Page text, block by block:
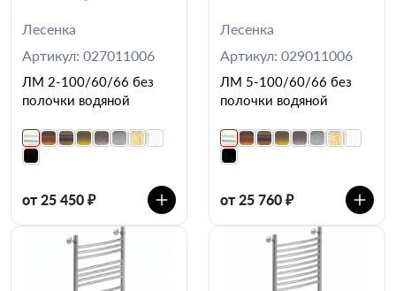
Лесенка
Артикул: 027011006
ЛМ 2-100/60/66 без
полочки водяной
от 25 450 ₽
Лесенка
Артикул: 029011006
ЛМ 5-100/60/66 без
полочки водяной
от 25 760 ₽